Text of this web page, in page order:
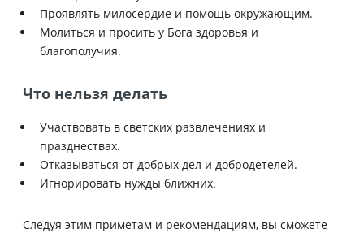
Проявлять милосердие и помощь окружающим.
Молиться и просить у Бога здоровья и
благополучия.
Что нельзя делать
Участвовать в светских развлечениях и
празднествах.
Отказываться от добрых дел и добродетелей.
Игнорировать нужды ближних.
Следуя этим приметам и рекомендациям, вы сможете